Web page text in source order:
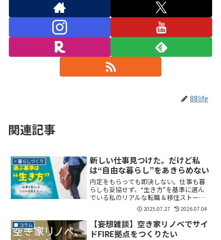
88life
関連記事
> 暮らしづくり
新しい仕事見つけた。だけど私
は“自由な暮らし”をあきらめない
内定をもらっても即決しない。仕事も暮
らしも妥協せず、“生き方”を基準に選ん
でいる私のリアルな転職＆移住ストーリ
2025.07.27 2026.07.04
■ コラム
【妄想雑談】空き家リノベでサイ
ドFIRE拠点をつくりたい